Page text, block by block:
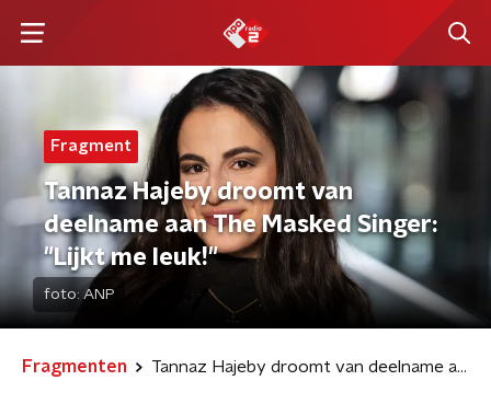
Fragment
Tannaz Hajeby droomt van
deelname aan The Masked Singer:
"Lijkt me leuk!"
foto: ANP
Fragmenten Tannaz Hajeby droomt van deelname aan The Masked Singer: "Lijkt me leuk!"